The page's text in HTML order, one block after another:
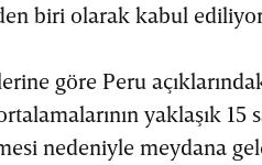
biri olarak kabul
göre Peru
yaklaşık 15
nedeniyle meydana